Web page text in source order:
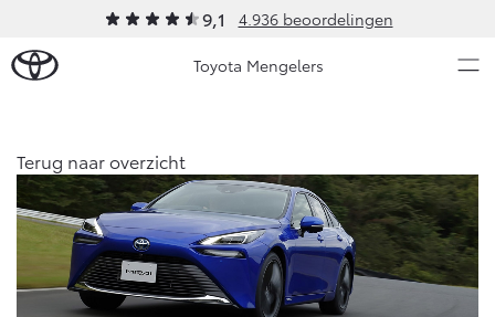
9,1 4.936 beoordelingen
Toyota Mengelers
Ons bedrijf
Ons bedrijf
Contact en Route
Modellen
Aygo X
HYBRIDE
Yaris
HYBRIDE
Occasions
Terug naar overzicht